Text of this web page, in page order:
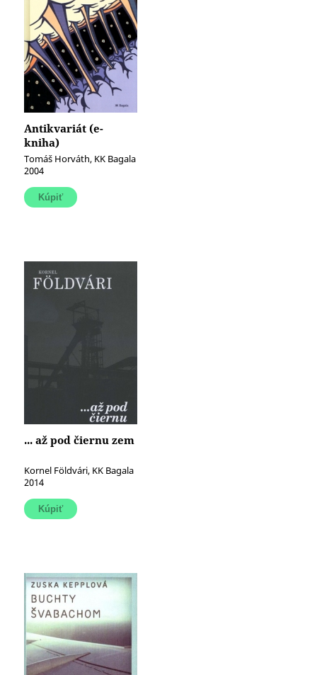
Antikvariát (e-
kniha)
Tomáš Horváth, KK Bagala
2004
... až pod čiernu zem
Kornel Földvári, KK Bagala
2014